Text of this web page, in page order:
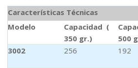
Características Técnicas
Modelo
Capacidad (
350 gr.)
500
3002
256 192